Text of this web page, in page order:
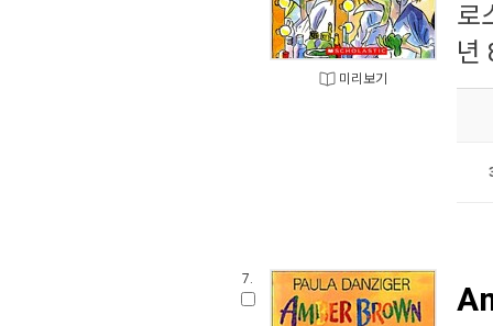
미리보기
로
년
7.